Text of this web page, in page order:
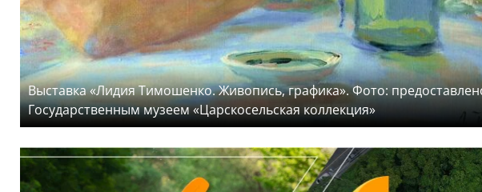
Выставка «Лидия Тимошенко. Живопись, графика». Фото:
Государственным музеем «Царскосельская коллекция»